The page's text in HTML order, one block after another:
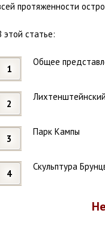
протяженности
этой статье:
Общее
Парк Кампы
Скульптура